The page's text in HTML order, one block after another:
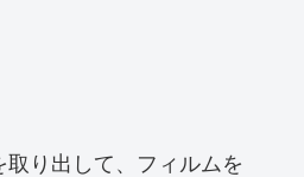
り出して、フィルムを